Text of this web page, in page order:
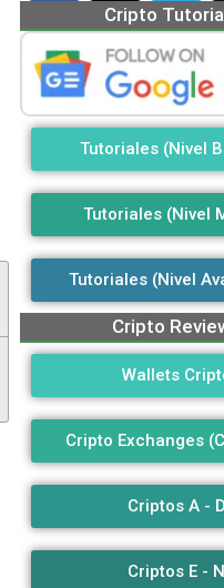
Cripto
Tutoriales (Nivel
Tutoriales (Nivel
Tutoriales (Nivel
Cripto
Wallets
Cripto Exchanges
Criptos A - D
Criptos E - N